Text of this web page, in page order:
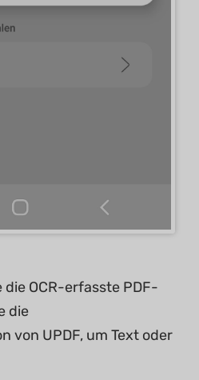
die OCR-erfasste PDF-
die
von UPDF, um Text oder